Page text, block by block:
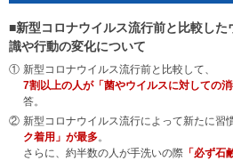
■新型コロナウイルス流行前と比較した
識や行動の変化について
① 新型コロナウイルス流行前と比較して、
7割以上の人が「菌やウイルスに対しての消
答。
② 新型コロナウイルス流行によって新たに習
ク着用」が最多。
さらに、約半数の人が手洗いの際「必ず石